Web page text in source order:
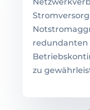
redundanten
zu